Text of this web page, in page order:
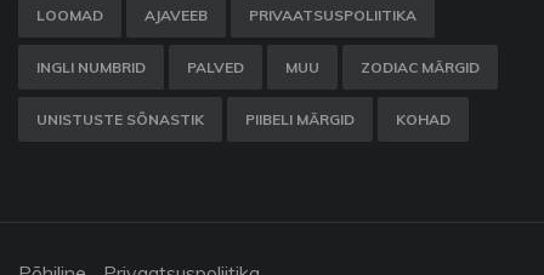
LOOMAD AJAVEEB PRIVAATSUSPOLIITIKA
INGLI NUMBRID PALVED MUU ZODIAC MÄRGID
UNISTUSTE SÕNASTIK PIIBELI MÄRGID KOHAD